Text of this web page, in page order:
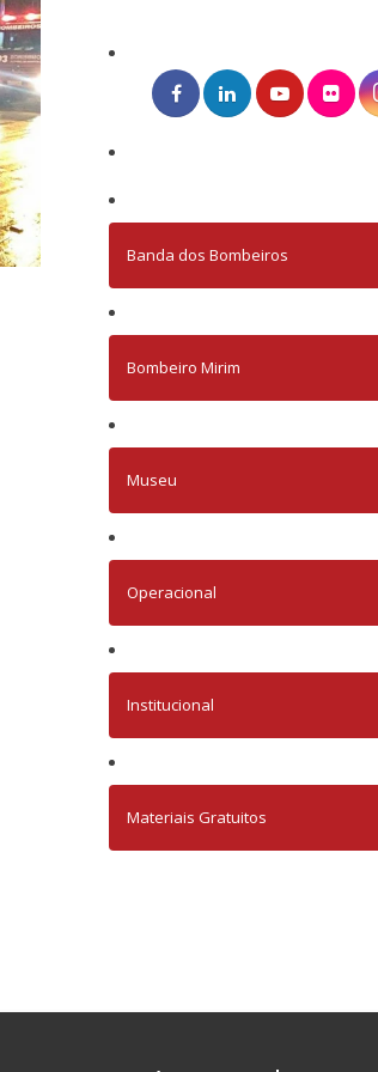
Banda dos Bombeiros
Bombeiro Mirim
Museu
Operacional
Institucional
Materiais Gratuitos